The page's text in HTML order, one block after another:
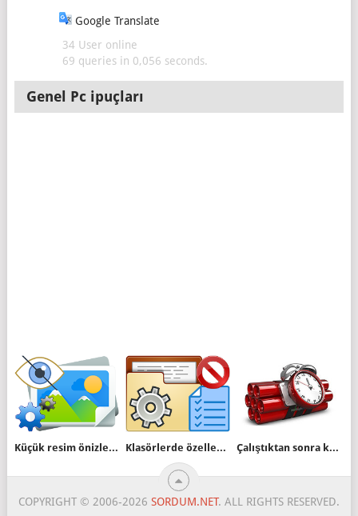
Google Translate
34 User online
69 queries in 0,056 seconds.
Genel Pc ipuçları
Küçük resim önizlemesi nasıl devre dışı bırakılır Klasörlerde özelleştir sekmesi olmasın Çalıştıktan sonra kendini yokeden .vbs scripti
COPYRIGHT © 2006-2026 SORDUM.NET. ALL RIGHTS RESERVED.